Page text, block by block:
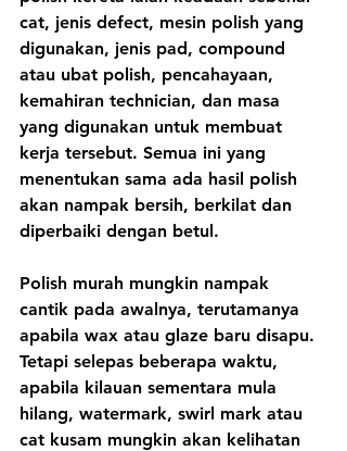
cat, jenis defect, mesin polish yang
digunakan, jenis pad, compound
atau ubat polish, pencahayaan,
kemahiran technician, dan masa
yang digunakan untuk membuat
kerja tersebut. Semua ini yang
menentukan sama ada hasil polish
akan nampak bersih, berkilat dan
diperbaiki dengan betul.
Polish murah mungkin nampak
cantik pada awalnya, terutamanya
apabila wax atau glaze baru disapu.
Tetapi selepas beberapa waktu,
apabila kilauan sementara mula
hilang, watermark, swirl mark atau
cat kusam mungkin akan kelihatan